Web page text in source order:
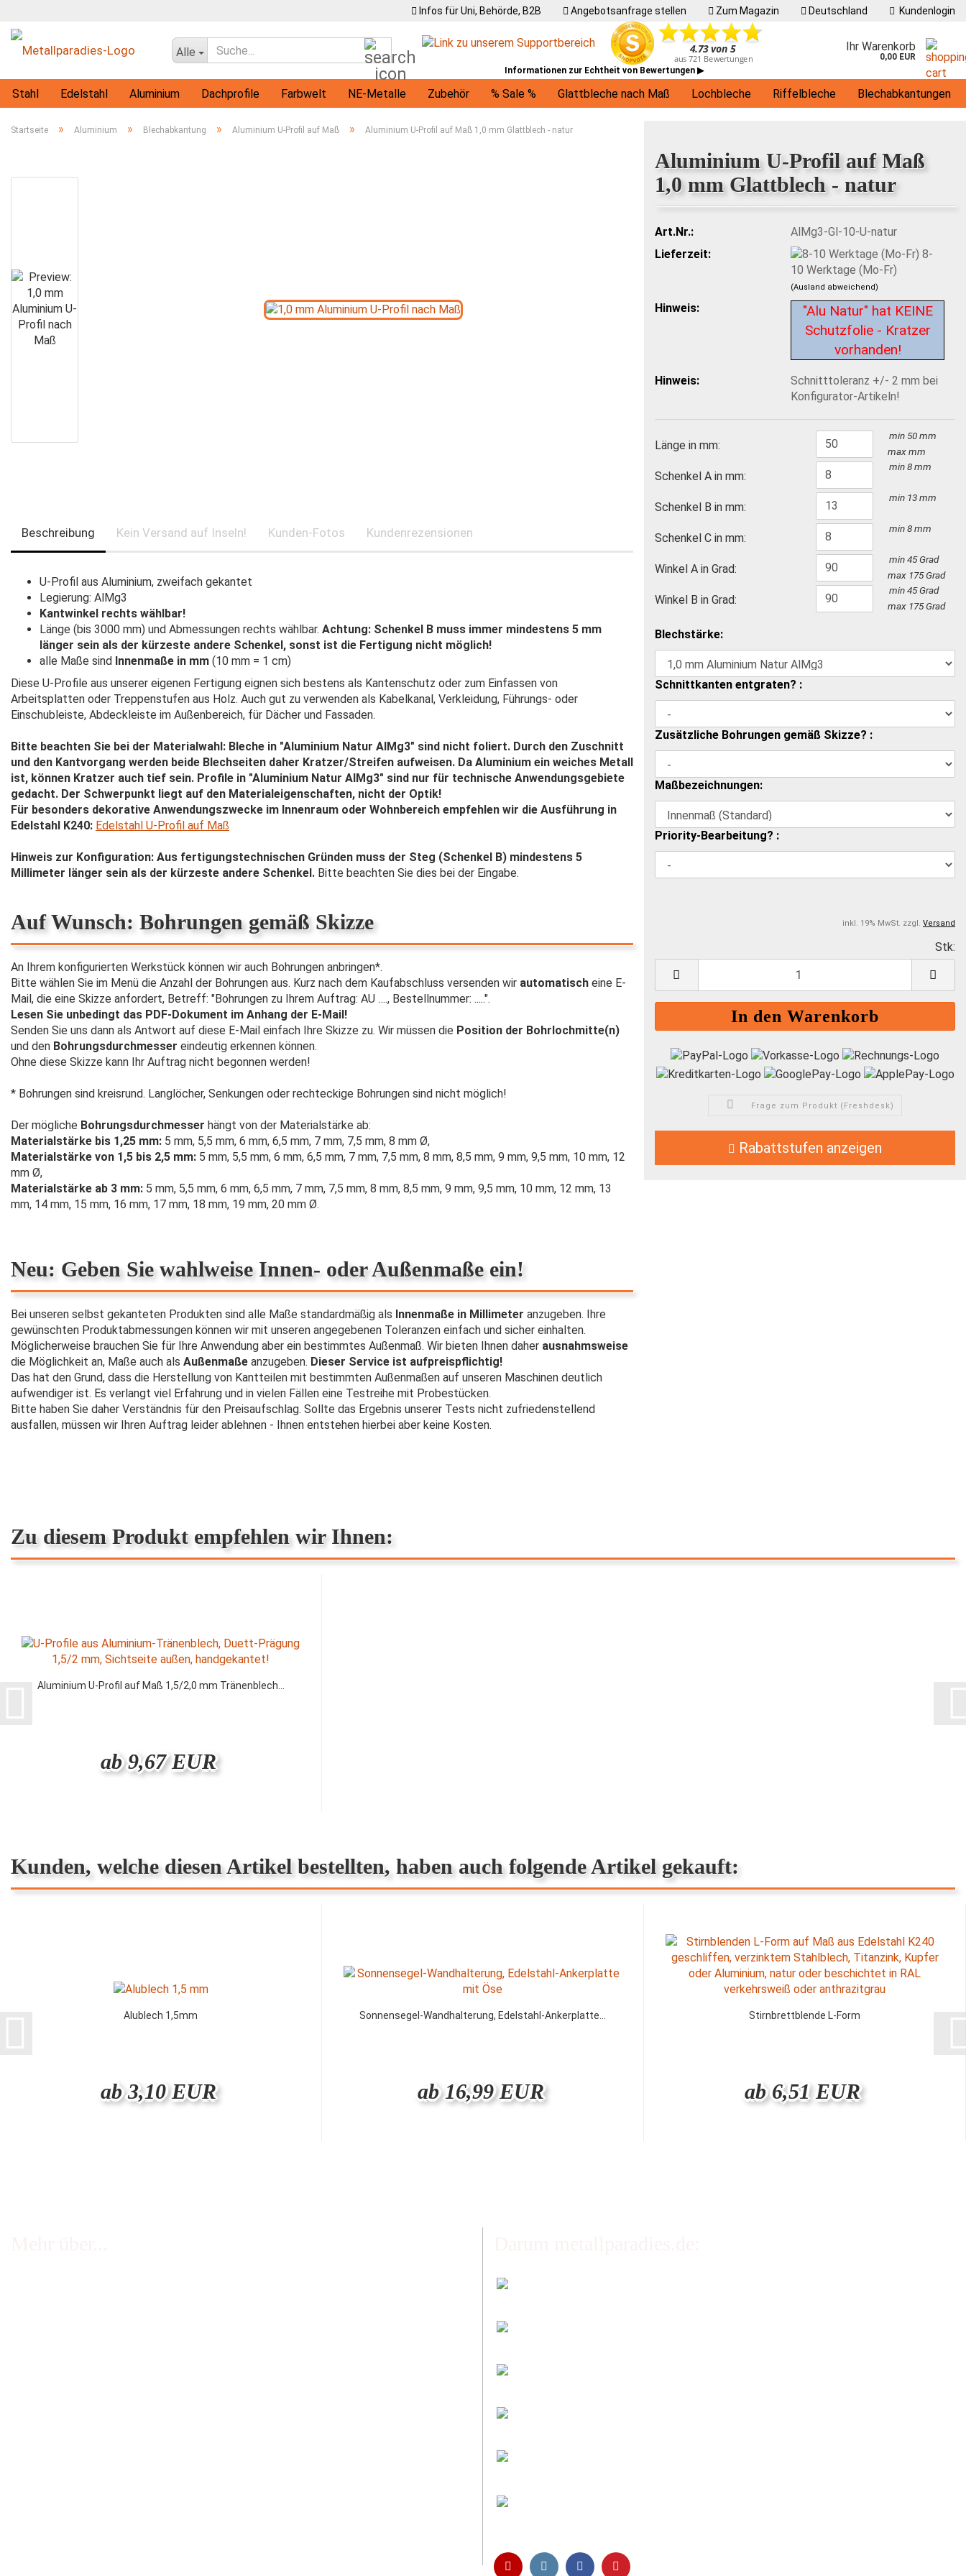
Infos für Uni, Behörde, B2B Angebotsanfrage stellen Zum Magazin Deutschland Kundenlogin
Alle
Suche...
Informationen zur Echtheit von Bewertungen ▶
Ihr Warenkorb
0,00 EUR
Stahl Edelstahl Aluminium Dachprofile Farbwelt NE-Metalle Zubehör % Sale % Glattbleche nach Maß Lochbleche Riffelbleche Blechabkantungen
Vollmaterial-Profile T-Profile U-Profile Träger Ronden / runde Bleche
Startseite » Aluminium » Blechabkantung » Aluminium U-Profil auf Maß » Aluminium U-Profil auf Maß 1,0 mm Glattblech - natur
Aluminium U-Profil auf Maß
1,0 mm Glattblech - natur
Art.Nr.:
AlMg3-Gl-10-U-natur
Lieferzeit:
8-
10 Werktage (Mo-Fr)
(Ausland abweichend)
Hinweis:
"Alu Natur" hat KEINE
Schutzfolie - Kratzer
vorhanden!
Hinweis:
Schnitttoleranz +/- 2 mm bei
Konfigurator-Artikeln!
Länge in mm:
min 50 mm
maxmm
Schenkel A in mm:
min 8 mm
Schenkel B in mm:
min 13 mm
Schenkel C in mm:
min 8 mm
Winkel A in Grad:
min 45 Grad
max 175 Grad
Winkel B in Grad:
min 45 Grad
max 175 Grad
Blechstärke:
Schnittkanten entgraten? :
Zusätzliche Bohrungen gemäß Skizze? :
Maßbezeichnungen:
Priority-Bearbeitung? :
inkl. 19% MwSt. zzgl. Versand
Stk:
Frage zum Produkt (Freshdesk)
Rabattstufen anzeigen
Beschreibung Kein Versand auf Inseln! Kunden-Fotos Kundenrezensionen
U-Profil aus Aluminium, zweifach gekantet
Legierung: AlMg3
Kantwinkel rechts wählbar!
Länge (bis 3000 mm) und Abmessungen rechts wählbar. Achtung: Schenkel B muss immer mindestens 5 mm
länger sein als der kürzeste andere Schenkel, sonst ist die Fertigung nicht möglich!
alle Maße sind Innenmaße in mm (10 mm = 1 cm)
Diese U-Profile aus unserer eigenen Fertigung eignen sich bestens als Kantenschutz oder zum Einfassen von
Arbeitsplatten oder Treppenstufen aus Holz. Auch gut zu verwenden als Kabelkanal, Verkleidung, Führungs- oder
Einschubleiste, Abdeckleiste im Außenbereich, für Dächer und Fassaden.
Bitte beachten Sie bei der Materialwahl: Bleche in "Aluminium Natur AlMg3" sind nicht foliert. Durch den Zuschnitt
und den Kantvorgang werden beide Blechseiten daher Kratzer/Streifen aufweisen. Da Aluminium ein weiches Metall
ist, können Kratzer auch tief sein. Profile in "Aluminium Natur AlMg3" sind nur für technische Anwendungsgebiete
gedacht. Der Schwerpunkt liegt auf den Materialeigenschaften, nicht der Optik!
Für besonders dekorative Anwendungszwecke im Innenraum oder Wohnbereich empfehlen wir die Ausführung in
Edelstahl K240: Edelstahl U-Profil auf Maß
Hinweis zur Konfiguration: Aus fertigungstechnischen Gründen muss der Steg (Schenkel B) mindestens 5
Millimeter länger sein als der kürzeste andere Schenkel. Bitte beachten Sie dies bei der Eingabe.
Auf Wunsch: Bohrungen gemäß Skizze
An Ihrem konfigurierten Werkstück können wir auch Bohrungen anbringen*.
Bitte wählen Sie im Menü die Anzahl der Bohrungen aus. Kurz nach dem Kaufabschluss versenden wir automatisch eine E-
Mail, die eine Skizze anfordert, Betreff: "Bohrungen zu Ihrem Auftrag: AU …., Bestellnummer: .....".
Lesen Sie unbedingt das PDF-Dokument im Anhang der E-Mail!
Senden Sie uns dann als Antwort auf diese E-Mail einfach Ihre Skizze zu. Wir müssen die Position der Bohrlochmitte(n)
und den Bohrungsdurchmesser eindeutig erkennen können.
Ohne diese Skizze kann Ihr Auftrag nicht begonnen werden!
* Bohrungen sind kreisrund. Langlöcher, Senkungen oder rechteckige Bohrungen sind nicht möglich!
Der mögliche Bohrungsdurchmesser hängt von der Materialstärke ab:
Materialstärke bis 1,25 mm: 5 mm, 5,5 mm, 6 mm, 6,5 mm, 7 mm, 7,5 mm, 8 mm Ø,
Materialstärke von 1,5 bis 2,5 mm: 5 mm, 5,5 mm, 6 mm, 6,5 mm, 7 mm, 7,5 mm, 8 mm, 8,5 mm, 9 mm, 9,5 mm, 10 mm, 12
mm Ø,
Materialstärke ab 3 mm: 5 mm, 5,5 mm, 6 mm, 6,5 mm, 7 mm, 7,5 mm, 8 mm, 8,5 mm, 9 mm, 9,5 mm, 10 mm, 12 mm, 13
mm, 14 mm, 15 mm, 16 mm, 17 mm, 18 mm, 19 mm, 20 mm Ø.
Neu: Geben Sie wahlweise Innen- oder Außenmaße ein!
Bei unseren selbst gekanteten Produkten sind alle Maße standardmäßig als Innenmaße in Millimeter anzugeben. Ihre
gewünschten Produktabmessungen können wir mit unseren angegebenen Toleranzen einfach und sicher einhalten.
Möglicherweise brauchen Sie für Ihre Anwendung aber ein bestimmtes Außenmaß. Wir bieten Ihnen daher ausnahmsweise
die Möglichkeit an, Maße auch als Außenmaße anzugeben. Dieser Service ist aufpreispflichtig!
Das hat den Grund, dass die Herstellung von Kantteilen mit bestimmten Außenmaßen auf unseren Maschinen deutlich
aufwendiger ist. Es verlangt viel Erfahrung und in vielen Fällen eine Testreihe mit Probestücken.
Bitte haben Sie daher Verständnis für den Preisaufschlag. Sollte das Ergebnis unserer Tests nicht zufriedenstellend
ausfallen, müssen wir Ihren Auftrag leider ablehnen - Ihnen entstehen hierbei aber keine Kosten.
Zu diesem Produkt empfehlen wir Ihnen:
Aluminium U-Profil auf Maß 1,5/2,0 mm Tränenblech...
ab 9,67 EUR
Kunden, welche diesen Artikel bestellten, haben auch folgende Artikel gekauft:
Alublech 1,5mm
ab 3,10 EUR
Sonnensegel-Wandhalterung, Edelstahl-Ankerplatte...
ab 16,99 EUR
Stirnbrettblende L-Form
ab 6,51 EUR